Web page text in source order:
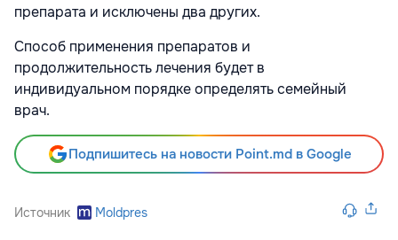
препарата и исключены два других.
Способ применения препаратов и
продолжительность лечения будет в
индивидуальном порядке определять семейный
врач.
Подпишитесь на новости Point.md в Google
Источник Moldpres